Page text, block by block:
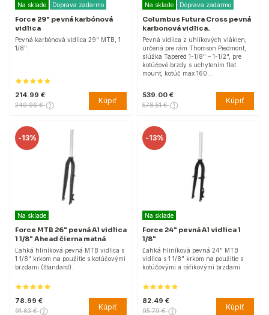
Na sklade Doprava zadarmo
Force 29" pevná karbónová
vidlica
Pevná karbónová vidlica 29" MTB, 1
1/8".
214.99 €
249.96 € Kúpiť
Na sklade Doprava zadarmo
Columbus Futura Cross pevná
karbonová vidlica.
Pevná vidlica z uhlíkových vlákien,
určená pre rám Thomson Piedmont,
slúžka Tapered 1-1/8" – 1-1/2", pre
kotúčové brzdy s uchytením flat
mount, kotúč max 160…
539.00 €
578.51 € Kúpiť
-13%
Na sklade
Force MTB 26" pevná Al vidlica
1 1/8" Ahead čierna matná
Ľahká hliníková pevná MTB vidlica s
1 1/8" krkom na použitie s kotúčovými
brzdami (štandard).
78.99 €
91.63 € Kúpiť
-13%
Na sklade
Force 24" pevná Al vidlica 1
1/8"
Ľahká hliníková pevná 24" MTB
vidlica s 1 1/8" krkom na použitie s
kotúčovými a ráfikovými brzdami.
82.49 €
95.79 € Kúpiť